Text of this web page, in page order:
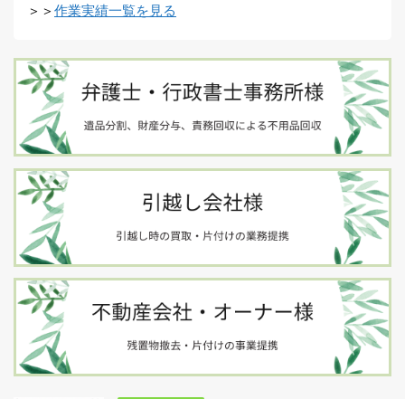
＞＞ 作業実績一覧を見る